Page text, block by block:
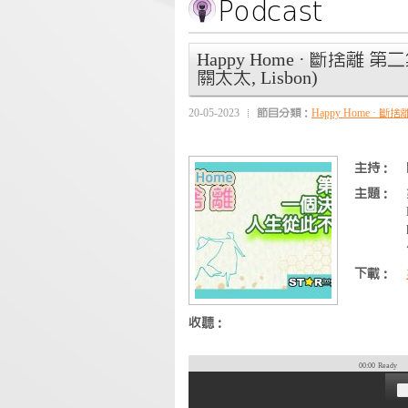
Happy Home · 斷捨離 第
關太太, Lisbon)
20-05-2023 節目分類： Happy Home · 斷捨
主持：
主題：
下載：
收聽：
00:00 Ready